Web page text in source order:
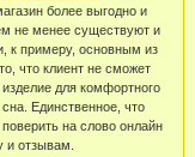
более выгодно и
не менее существуют и
к примеру, основным из
что клиент не сможет
для комфортного
сна. Единственное, что
на слово онлайн
и отзывам.